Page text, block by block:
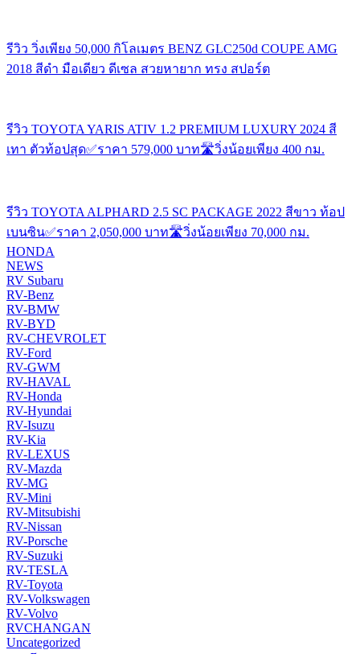
รีวิว วิ่งเพียง 50,000 กิโลเมตร BENZ GLC250d COUPE AMG
2018 สีดำ มือเดียว ดีเซล สวยหายาก ทรง สปอร์ต
รีวิว TOYOTA YARIS ATIV 1.2 PREMIUM LUXURY 2024 สี
เทา ตัวท้อปสุด✅ราคา 579,000 บาท🛣️วิ่งน้อยเพียง 400 กม.
รีวิว TOYOTA ALPHARD 2.5 SC PACKAGE 2022 สีขาว ท้อป
เบนซิน✅ราคา 2,050,000 บาท🛣️วิ่งน้อยเพียง 70,000 กม.
HONDA
NEWS
RV Subaru
RV-Benz
RV-BMW
RV-BYD
RV-CHEVROLET
RV-Ford
RV-GWM
RV-HAVAL
RV-Honda
RV-Hyundai
RV-Isuzu
RV-Kia
RV-LEXUS
RV-Mazda
RV-MG
RV-Mini
RV-Mitsubishi
RV-Nissan
RV-Porsche
RV-Suzuki
RV-TESLA
RV-Toyota
RV-Volkswagen
RV-Volvo
RVCHANGAN
Uncategorized